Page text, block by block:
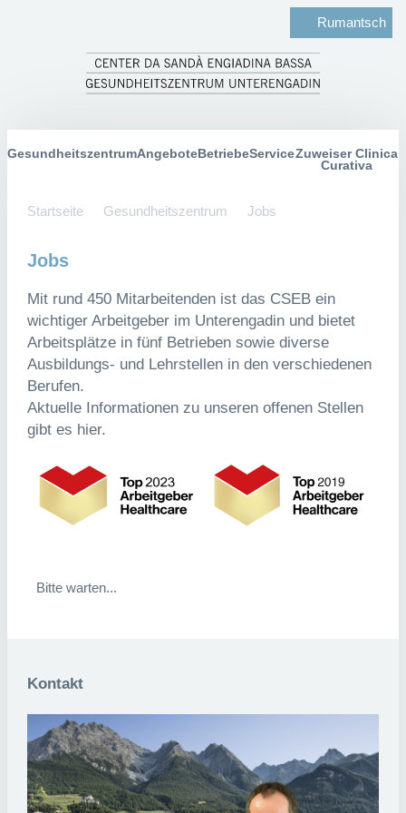
Rumantsch
GesundheitszentrumAngeboteBetriebeServiceZuweiser Clinica Curativa
Jobs
Mit rund 450 Mitarbeitenden ist das CSEB ein wichtiger
Arbeitgeber im Unterengadin und bietet Arbeitsplätze in
fünf Betrieben sowie diverse Ausbildungs- und
Lehrstellen in den verschiedenen Berufen.
Aktuelle Informationen zu unseren offenen Stellen gibt
es hier.